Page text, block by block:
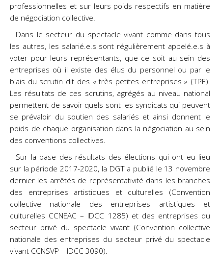
professionnelles et sur leurs poids respectifs en matière
de négociation collective.
Dans le secteur du spectacle vivant comme dans tous
les autres, les salarié.e.s sont régulièrement appelé.e.s à
voter pour leurs représentants, que ce soit au sein des
entreprises où il existe des élus du personnel ou par le
biais du scrutin dit des « très petites entreprises » (TPE).
Les résultats de ces scrutins, agrégés au niveau national
permettent de savoir quels sont les syndicats qui peuvent
se prévaloir du soutien des salariés et ainsi donnent le
poids de chaque organisation dans la négociation au sein
des conventions collectives.
Sur la base des résultats des élections qui ont eu lieu
sur la période 2017-2020, la DGT a publié le 13 novembre
dernier les arrêtés de représentativité dans les branches
des entreprises artistiques et culturelles (Convention
collective nationale des entreprises artistiques et
culturelles CCNEAC – IDCC 1285) et des entreprises du
secteur privé du spectacle vivant (Convention collective
nationale des entreprises du secteur privé du spectacle
vivant CCNSVP – IDCC 3090).